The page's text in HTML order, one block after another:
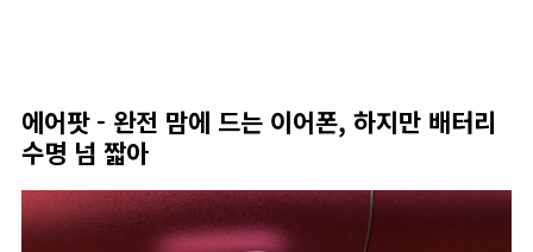
에어팟 - 완전 맘에 드는 이어폰, 하지만 배터리
수명 넘 짧아